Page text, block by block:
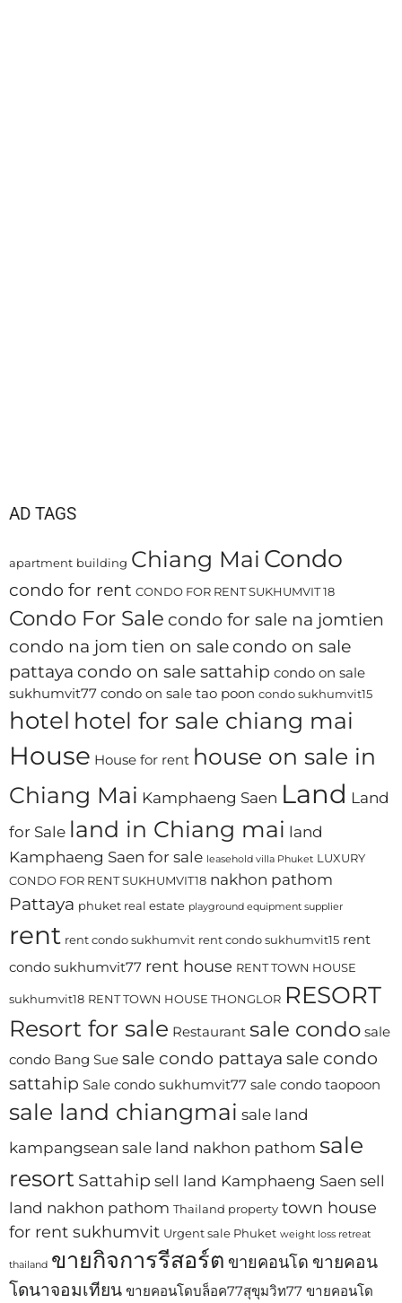
AD TAGS
apartment building Chiang Mai Condo
condo for rent CONDO FOR RENT SUKHUMVIT 18
Condo For Sale condo for sale na jomtien
condo na jom tien on sale condo on sale
pattaya condo on sale sattahip condo on sale
sukhumvit77 condo on sale tao poon condo sukhumvit15
hotel hotel for sale chiang mai
House House for rent house on sale in
Chiang Mai Kamphaeng Saen Land Land
for Sale land in Chiang mai land
Kamphaeng Saen for sale leasehold villa Phuket LUXURY
CONDO FOR RENT SUKHUMVIT18 nakhon pathom
Pattaya phuket real estate playground equipment supplier
rent rent condo sukhumvit rent condo sukhumvit15 rent
condo sukhumvit77 rent house RENT TOWN HOUSE
sukhumvit18 RENT TOWN HOUSE THONGLOR RESORT
Resort for sale Restaurant sale condo sale
condo Bang Sue sale condo pattaya sale condo
sattahip Sale condo sukhumvit77 sale condo taopoon
sale land chiangmai sale land
kampangsean sale land nakhon pathom sale
resort Sattahip sell land Kamphaeng Saen sell
land nakhon pathom Thailand property town house
for rent sukhumvit Urgent sale Phuket weight loss retreat
thailand ขายกิจการรีสอร์ต ขายคอนโด ขายคอน
โดนาจอมเทียน ขายคอนโดบล็อค77สุขุมวิท77 ขายคอนโด